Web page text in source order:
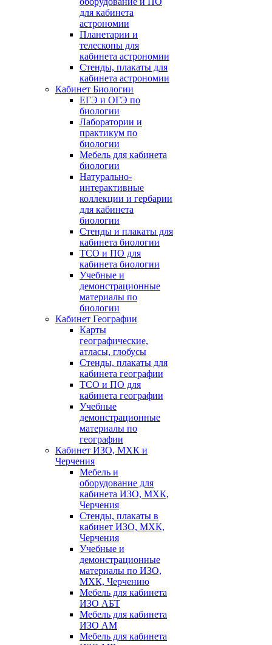
для кабинета
астрономии
Планетарии и
телескопы для
кабинета астрономии
Стенды, плакаты для
кабинета астрономии
Кабинет Биологии
ЕГЭ и ОГЭ по
биологии
Лаборатории и
практикум по
биологии
Мебель для кабинета
биологии
Натурально-
интерактивные
коллекции и гербарии
для кабинета
биологии
Стенды и плакаты для
кабинета биологии
ТСО и ПО для
кабинета биологии
Учебные и
демонстрационные
материалы по
биологии
Кабинет Географии
Карты
географические,
атласы, глобусы
Стенды, плакаты для
кабинета географии
ТСО и ПО для
кабинета географии
Учебные
демонстрационные
материалы по
географии
Кабинет ИЗО, МХК и
Черчения
Мебель и
оборудование для
кабинета ИЗО, МХК,
Черчения
Стенды, плакаты в
кабинет ИЗО, МХК,
Черчения
Учебные и
демонстрационные
материалы по ИЗО,
МХК, Черчению
Мебель для кабинета
ИЗО АБТ
Мебель для кабинета
ИЗО АМ
Мебель для кабинета